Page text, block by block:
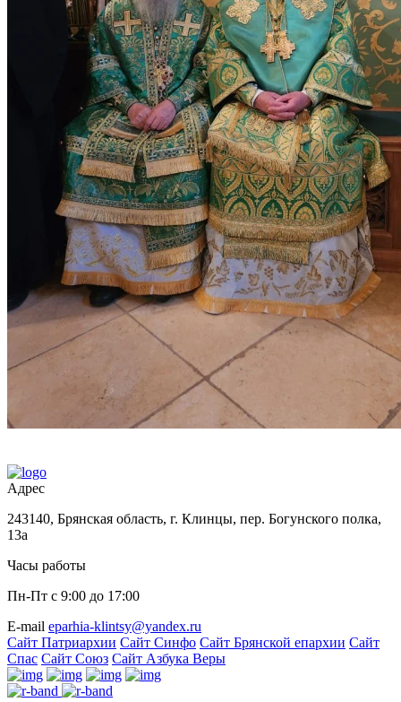
Адрес
243140, Брянская область, г. Клинцы, пер. Богунского полка,
13а
Часы работы
Пн-Пт с 9:00 до 17:00
Е-mail eparhia-klintsy@yandex.ru
Сайт Патриархии Сайт Синфо Сайт Брянской епархии Сайт
Спас Сайт Союз Сайт Азбука Веры